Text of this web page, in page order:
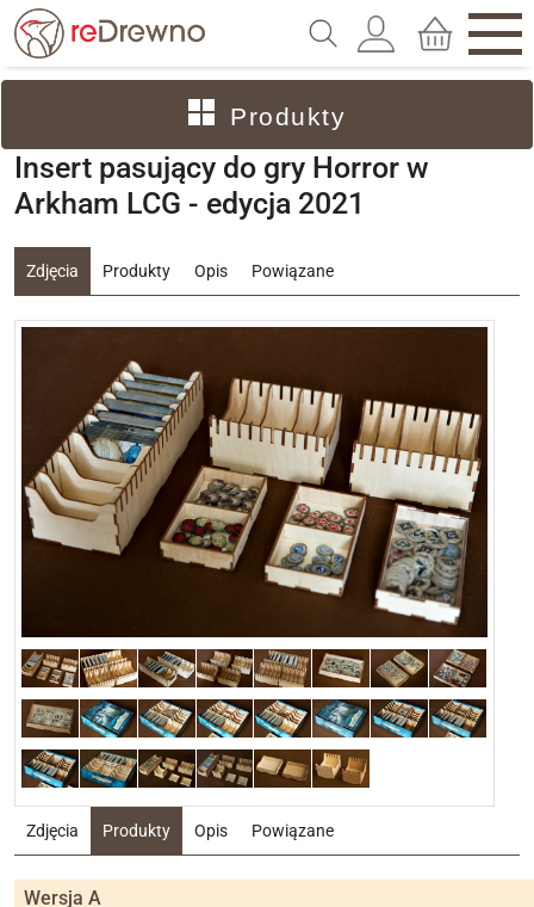
Produkty
Insert pasujący do gry Horror w
Arkham LCG - edycja 2021
Zdjęcia Produkty Opis Powiązane
Zdjęcia Produkty Opis Powiązane
Wersja A